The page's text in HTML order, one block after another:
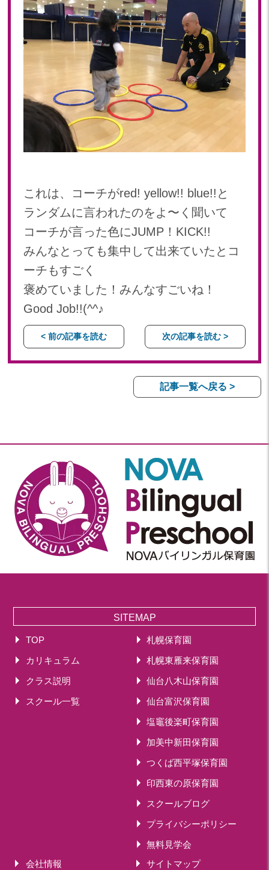
2023年 01月(19)
2022年 12月(20)
2022年 09月(20)
2022年 08月(22)
2022年 07月(20)
2022年 06月(22)
2022年 03月(22)
2022年 02月(15)
2022年 01月(19)
2021
2021年 12月(20)
2021年 11月(20)
2021年 10月(21)
2021年 09月(20)
2021年 08月(18)
2020
2020年 12月(19)
2020年 11月(19)
2020年 10月(22)
2020年 09月(20)
2020年 02月(16)
2020年 01月(19)
2019
これは、コーチがred! yellow!! blue!!と
ランダムに言われたのをよ〜く聞いて
コーチが言った色にJUMP！KICK!!
みんなとっても集中して出来ていたとコ
ーチもすごく
褒めていました！みんなすごいね！
Good Job!!(^^♪
< 前の記事を読む 次の記事を読む >
記事一覧へ戻る >
SITEMAP
TOP
カリキュラム
クラス説明
スクール一覧
札幌保育園
札幌東雁来保育園
仙台八木山保育園
仙台富沢保育園
塩竈後楽町保育園
加美中新田保育園
つくば西平塚保育園
印西東の原保育園
スクールブログ
プライバシーポリシー
無料見学会
会社情報
サイトマップ